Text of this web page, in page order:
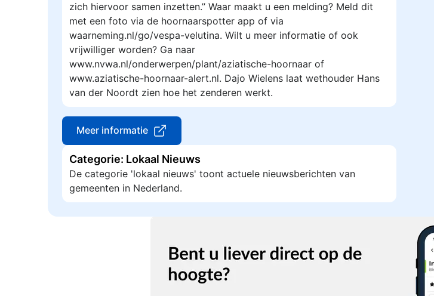
zich hiervoor samen inzetten.’’ Waar maakt u een melding? Meld dit
met een foto via de hoornaarspotter app of via
waarneming.nl/go/vespa-velutina. Wilt u meer informatie of ook
vrijwilliger worden? Ga naar
www.nvwa.nl/onderwerpen/plant/aziatische-hoornaar of
www.aziatische-hoornaar-alert.nl. Dajo Wielens laat wethouder Hans
van der Noordt zien hoe het zenderen werkt.
Meer informatie
Categorie: Lokaal Nieuws
De categorie 'lokaal nieuws' toont actuele nieuwsberichten van
gemeenten in Nederland.